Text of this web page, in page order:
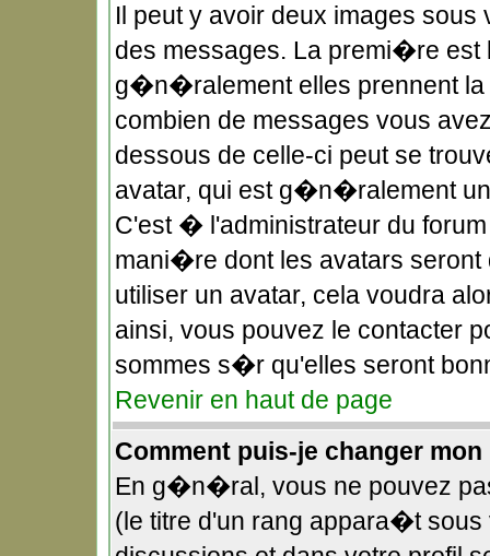
Il peut y avoir deux images
des messages. La premi�re
g�n�ralement elles prennent
combien de messages vous
dessous de celle-ci peut se
avatar, qui est g�n�ralement
C'est � l'administrateur du
mani�re dont les avatars seront
utiliser un avatar, cela voudra
ainsi, vous pouvez le contacter
sommes s�r qu'elles seront
Revenir en haut de page
Comment puis-je changer mon
En g�n�ral, vous ne pouvez
(le titre d'un rang appara�t